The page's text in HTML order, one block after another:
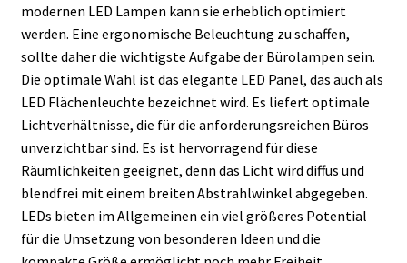
modernen LED Lampen kann sie erheblich optimiert
werden. Eine ergonomische Beleuchtung zu schaffen,
sollte daher die wichtigste Aufgabe der Bürolampen sein.
Die optimale Wahl ist das elegante LED Panel, das auch als
LED Flächenleuchte bezeichnet wird. Es liefert optimale
Lichtverhältnisse, die für die anforderungsreichen Büros
unverzichtbar sind. Es ist hervorragend für diese
Räumlichkeiten geeignet, denn das Licht wird diffus und
blendfrei mit einem breiten Abstrahlwinkel abgegeben.
LEDs bieten im Allgemeinen ein viel größeres Potential
für die Umsetzung von besonderen Ideen und die